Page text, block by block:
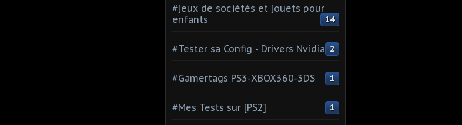
#jeux de sociétés et jouets pour
enfants
14
#Tester sa Config - Drivers Nvidia 2
#Gamertags PS3-XBOX360-3DS 1
#Mes Tests sur [PS2] 1